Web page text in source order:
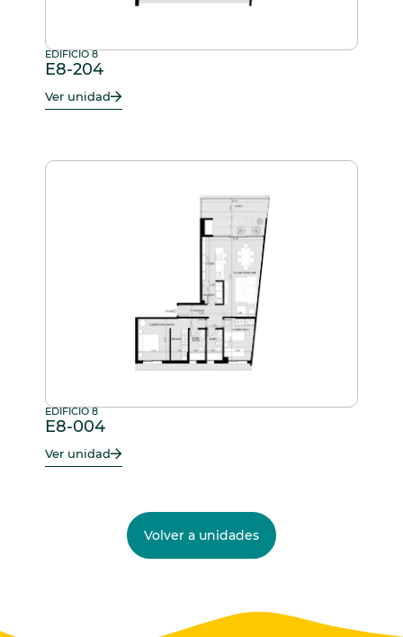
EDIFICIO 8
E8-204
Ver unidad
EDIFICIO 8
E8-004
Ver unidad
Volver a unidades